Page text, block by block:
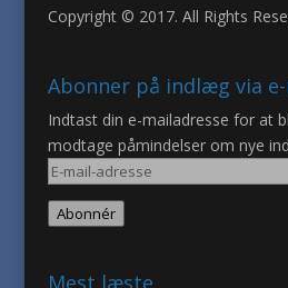
Copyright © 2017. All Rights
Abonner på indlæg via
Indtast din e-mailadresse for at
modtage påmindelser om nye
E-
adresse
Abonnér